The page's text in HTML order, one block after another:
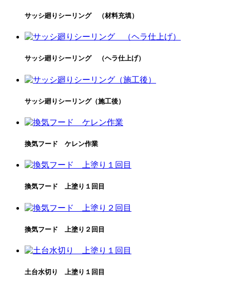
サッシ廻りシーリング （材料充填）
サッシ廻りシーリング （ヘラ仕上げ）
サッシ廻りシーリング（施工後）
換気フード ケレン作業
換気フード 上塗り１回目
換気フード 上塗り２回目
土台水切り 上塗り１回目